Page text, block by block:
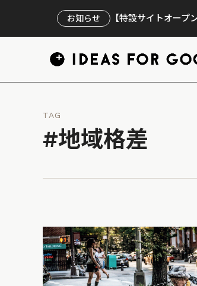
お知らせ 【特設サイトオー
TAG
#地域格差